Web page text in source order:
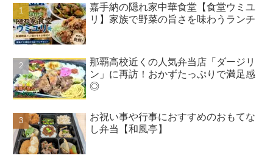
嘉手納の隠れ家中華食堂【食堂ウミユ
リ】家族で野菜の旨さを味わうランチ
那覇高校近くの人気弁当店「ダージリ
ン」に再訪！おかずたっぷりで満足感
◎
お祝い事や行事におすすめのおもてな
し弁当【和風亭】